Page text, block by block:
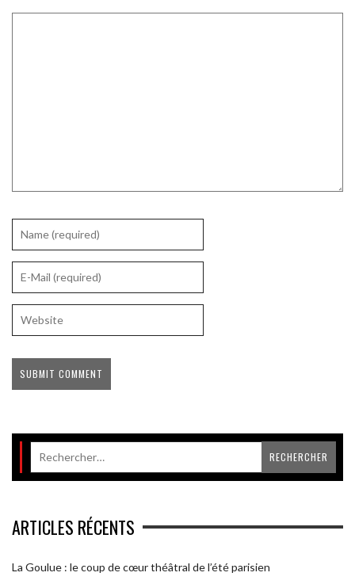
ARTICLES RÉCENTS
La Goulue : le coup de cœur théâtral de l’été parisien